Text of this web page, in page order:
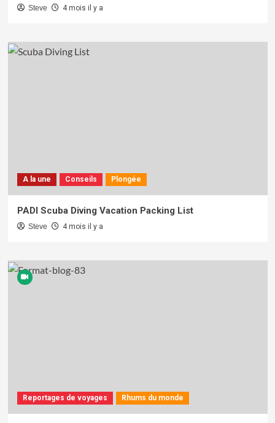
Steve 4 mois il y a
A la une Conseils Plongée
PADI Scuba Diving Vacation Packing List
Steve 4 mois il y a
Reportages de voyages Rhums du monde